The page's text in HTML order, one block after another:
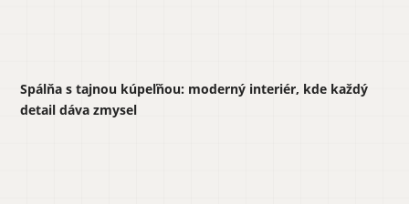
Spálňa s tajnou kúpeľňou: moderný interiér, kde každý
detail dáva zmysel